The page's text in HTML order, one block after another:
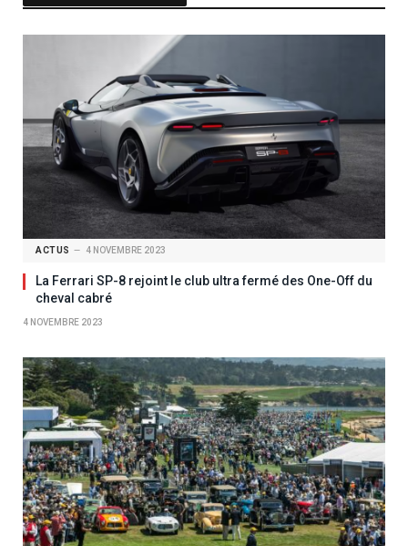
ACTUS 4 NOVEMBRE 2023
La Ferrari SP-8 rejoint le club ultra fermé des One-Off du
cheval cabré
4 NOVEMBRE 2023